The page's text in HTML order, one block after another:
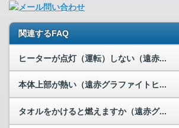
関連するFAQ
ヒーターが点灯（運転）しない（遠赤...
本体上部が熱い（遠赤グラファイトヒ...
タオルをかけると燃えますか（遠赤グ...